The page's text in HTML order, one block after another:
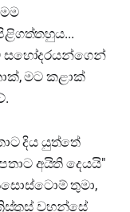
සහෝදරයන්ගෙන්
මට කළාක්
දිය යුත්තේ
අයිති දෙයයි"
තුමා,
වහන්සේ